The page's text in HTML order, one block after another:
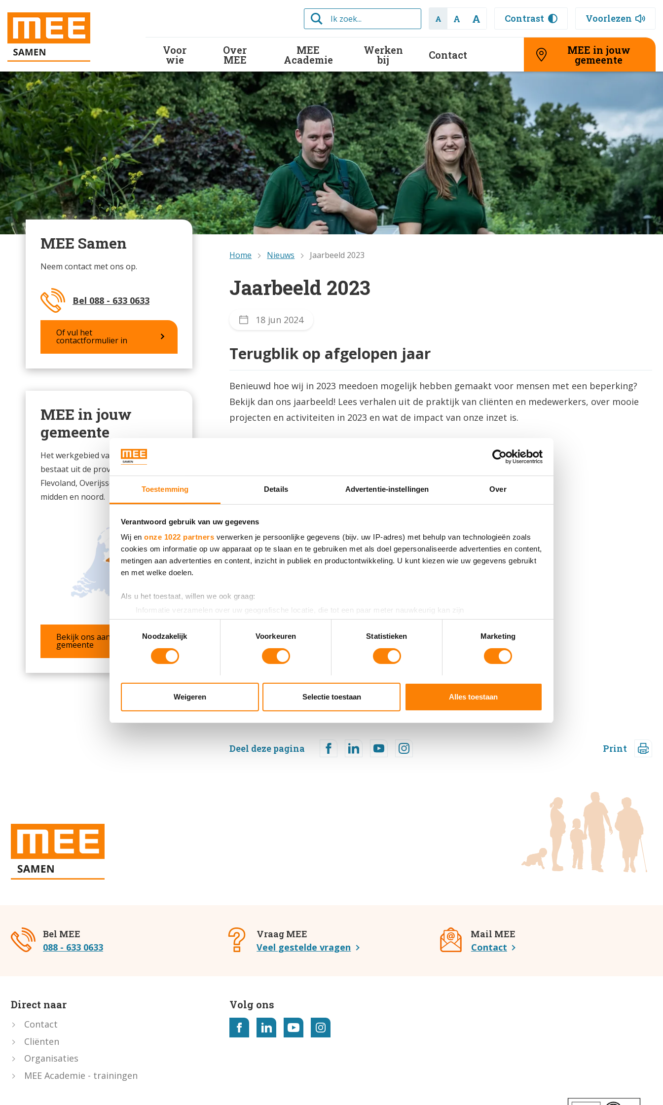
Toestemming Details Advertentie-instellingen Over
Verantwoord gebruik van uw gegevens
Wij en onze 1022 partners verwerken je persoonlijke gegevens (bijv. uw IP-adres) met behulp van technologieën zoals
cookies om informatie op uw apparaat op te slaan en te gebruiken met als doel gepersonaliseerde advertenties en content,
metingen aan advertenties en content, inzicht in publiek en productontwikkeling. U kunt kiezen wie uw gegevens gebruikt
en met welke doelen.
Als u het toestaat, willen we ook graag:
Informatie verzamelen over uw geografische locatie, die tot een paar meter nauwkeurig kan zijn
Uw apparaat identificeren door het actief te scannen op specifieke eigenschappen (fingerprinting)
Lees meer over hoe uw persoonlijke gegevens worden verwerkt en stel uw voorkeuren in het
detailgedeeltein. U kunt uw
toestemming op elk moment wijzigen of intrekken in de Cookieverklaring.
websiteverkeer te analyseren. Ook delen we informatie over uw gebruik van onze site met onze partners voor social
media, adverteren en analyse. Deze partners kunnen deze gegevens combineren met andere informatie die u aan ze heeft
Toestemmingsselectie
Noodzakelijk
Voorkeuren Statistieken Marketing
Weigeren Selectie toestaan Alles toestaan
Ik
zoek...
A A A Contrast Voorlezen
Voor
wie
Over
MEE
MEE
Academie
Werken
bij Contact MEE in jouw
gemeente
MEE Samen
Neem contact met ons op.
Bel 088 - 633 0633
Of vul het
contactformulier in
MEE in jouw
gemeente
Het werkgebied van MEE Samen
bestaat uit de provincies Drenthe,
Flevoland, Overijssel en Gelderland
midden en noord.
Bekijk ons aanbod per
gemeente
Home Nieuws Jaarbeeld 2023
Jaarbeeld 2023
18 jun 2024
Terugblik op afgelopen jaar
Benieuwd hoe wij in 2023 meedoen mogelijk hebben gemaakt voor mensen met een beperking?
Bekijk dan ons jaarbeeld! Lees verhalen uit de praktijk van cliënten en medewerkers, over mooie
projecten en activiteiten in 2023 en wat de impact van onze inzet is.
Deel deze pagina Print
Bel MEE
088 - 633 0633
Vraag MEE
Veel gestelde vragen
Mail MEE
Contact
Direct naar
Contact
Cliënten
Organisaties
MEE Academie - trainingen
Volg ons